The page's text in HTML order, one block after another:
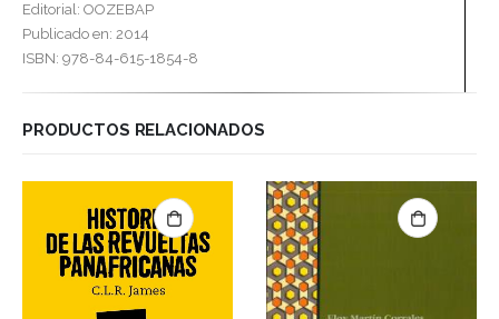
Editorial: OOZEBAP
Publicado en: 2014
ISBN: 978-84-615-1854-8
PRODUCTOS RELACIONADOS